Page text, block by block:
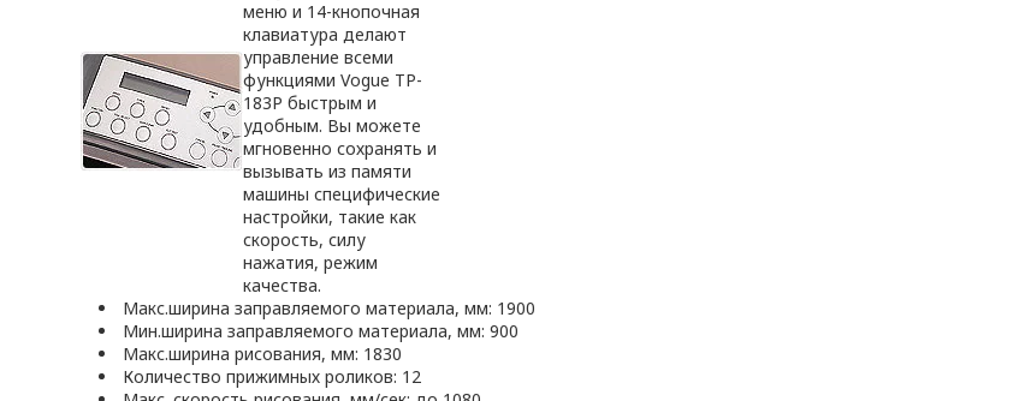
меню и 14-кнопочная
клавиатура делают
управление всеми
функциями Vogue ТP-
183P быстрым и
удобным. Вы можете
мгновенно сохранять и
вызывать из памяти
машины специфические
настройки, такие как
скорость, силу
нажатия, режим
качества.
Макс.ширина заправляемого материала, мм: 1900
Мин.ширина заправляемого материала, мм: 900
Макс.ширина рисования, мм: 1830
Количество прижимных роликов: 12